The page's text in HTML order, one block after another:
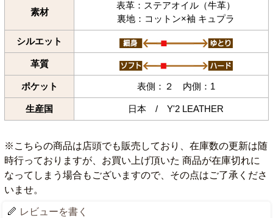
素材
表革：ステアオイル（牛革）
裏地：コットン×袖 キュプラ
シルエット
革質
ポケット 表側：２ 内側：1
生産国 日本 / Y'2 LEATHER
※こちらの商品は店頭でも販売しており、在庫数の更新は随
時行っておりますが、お買い上げ頂いた 商品が在庫切れに
なってしまう場合もございますので、その点はご了承くださ
いませ。
レビューを書く